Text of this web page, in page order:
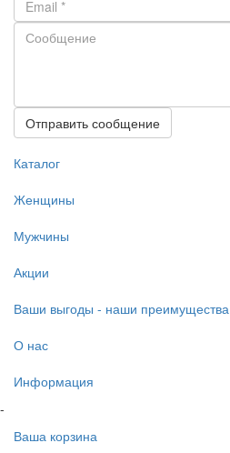
Отправить сообщение
Каталог
Женщины
Мужчины
Акции
Ваши выгоды - наши преимущества
О нас
Информация
-
Ваша корзина